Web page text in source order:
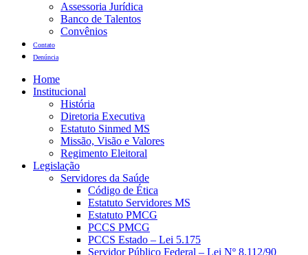
Assessoria Jurídica
Banco de Talentos
Convênios
Contato
Denúncia
Home
Institucional
História
Diretoria Executiva
Estatuto Sinmed MS
Missão, Visão e Valores
Regimento Eleitoral
Legislação
Servidores da Saúde
Código de Ética
Estatuto Servidores MS
Estatuto PMCG
PCCS PMCG
PCCS Estado – Lei 5.175
Servidor Público Federal – Lei Nº 8.112/90